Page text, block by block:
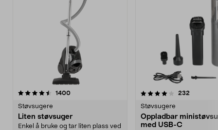
1400anmeldelser
Støvsugere
Liten støvsuger
Enkel å bruke og tar liten plass ved
4.0 av 5 stjerner 232
Støvsugere
Oppladbar
med USB-C
4.0 av 5 stjerner